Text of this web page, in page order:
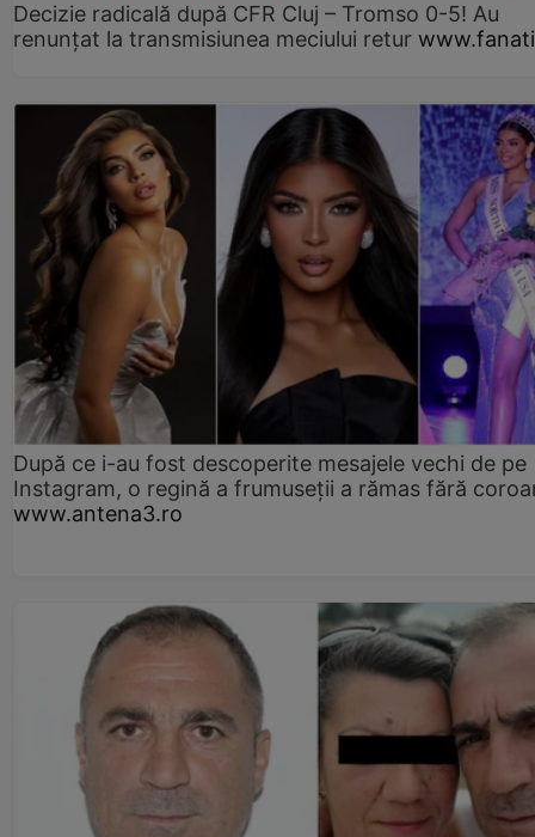
Decizie radicală după CFR Cluj – Tromso 0-5! Au
renunțat la transmisiunea meciului retur
După ce i-au fost descoperite mesajele vechi de pe
Instagram, o regină a frumuseții a rămas fără
www.antena3.ro